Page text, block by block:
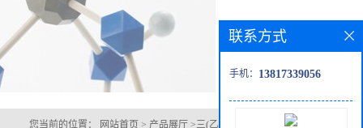
您当前的位置： 网站首页 > 产品展厅 >三(乙酰丙酮根)合铱(III)
联系方式
手机： 13817339056